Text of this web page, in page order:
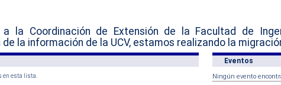
a la Coordinación de Extensión de la Facultad de
la información de la UCV, estamos realizando la
en esta lista.
Eventos
Ningún evento